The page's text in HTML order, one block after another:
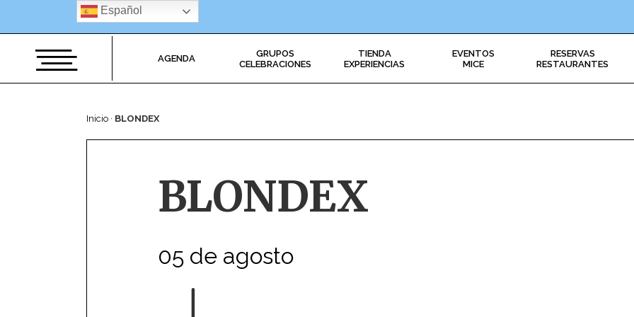
AGENDA
GRUPOS
CELEBRACIONES
TIENDA
EXPERIENCIAS
EVENTOS
MICE
RESERVAS
RESTAURANTES
Inicio · BLONDEX
BLONDEX
05 de agosto
Español